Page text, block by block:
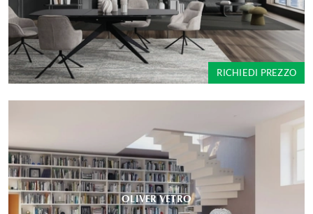
RICHIEDI PREZZO
OLIVER VETRO